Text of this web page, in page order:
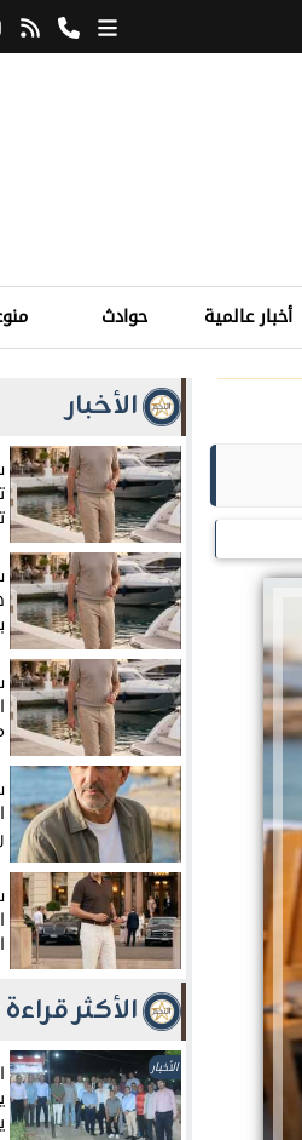
أخبار عالمية حوادث
الأخبار
الأكثر قراءة
الأخبار